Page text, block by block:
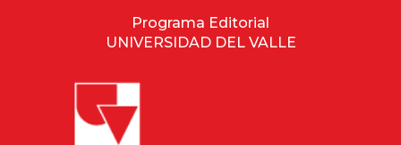
Programa Editorial
UNIVERSIDAD DEL VALLE